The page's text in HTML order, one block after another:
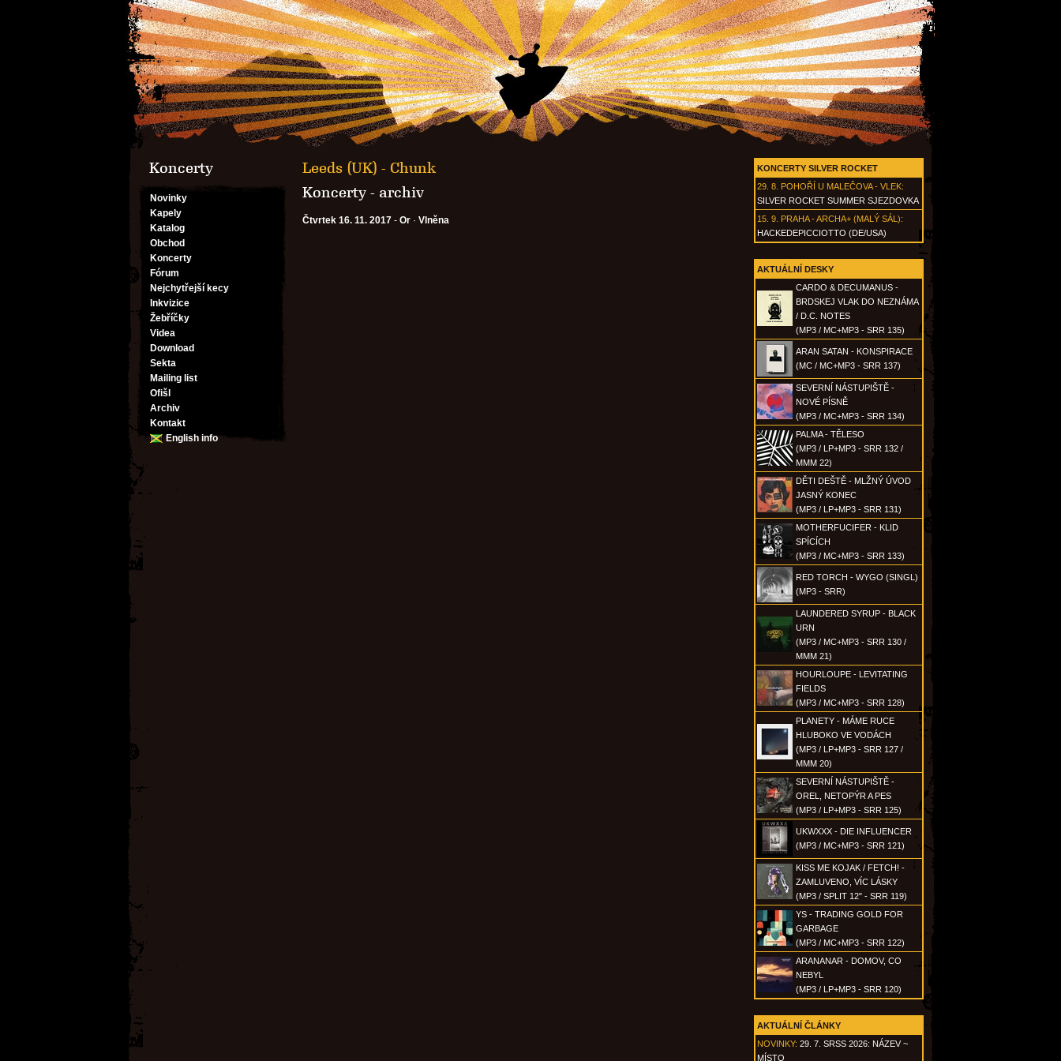
Koncerty
Novinky
Kapely
Katalog
Obchod
Koncerty
Fórum
Nejchytřejší kecy
Inkvizice
Žebříčky
Videa
Download
Sekta
Mailing list
Ofišl
Archiv
Kontakt
English info
KONCERTY SILVER ROCKET
29. 8. POHOŘÍ U MALEČOVA - VLEK:
SILVER ROCKET SUMMER SJEZDOVKA
15. 9. PRAHA - ARCHA+ (MALÝ SÁL):
HACKEDEPICCIOTTO (DE/USA)
AKTUÁLNÍ DESKY
CARDO & DECUMANUS -
BRDSKEJ VLAK DO NEZNÁMA
/ D.C. NOTES
(MP3 / MC+MP3 - SRR 135)
ARAN SATAN - KONSPIRACE
(MC / MC+MP3 - SRR 137)
SEVERNÍ NÁSTUPIŠTĚ -
NOVÉ PÍSNĚ
(MP3 / MC+MP3 - SRR 134)
PALMA - TĚLESO
(MP3 / LP+MP3 - SRR 132 /
MMM 22)
DĚTI DEŠTĚ - MLŽNÝ ÚVOD
JASNÝ KONEC
(MP3 / LP+MP3 - SRR 131)
MOTHERFUCIFER - KLID
SPÍCÍCH
(MP3 / MC+MP3 - SRR 133)
RED TORCH - WYGO (SINGL)
(MP3 - SRR)
LAUNDERED SYRUP - BLACK
URN
(MP3 / MC+MP3 - SRR 130 /
MMM 21)
HOURLOUPE - LEVITATING
FIELDS
(MP3 / MC+MP3 - SRR 128)
PLANETY - MÁME RUCE
HLUBOKO VE VODÁCH
(MP3 / LP+MP3 - SRR 127 /
MMM 20)
SEVERNÍ NÁSTUPIŠTĚ -
OREL, NETOPÝR A PES
(MP3 / LP+MP3 - SRR 125)
UKWXXX - DIE INFLUENCER
(MP3 / MC+MP3 - SRR 121)
KISS ME KOJAK / FETCH! -
ZAMLUVENO, VÍC LÁSKY
(MP3 / SPLIT 12" - SRR 119)
YS - TRADING GOLD FOR
GARBAGE
(MP3 / MC+MP3 - SRR 122)
ARANANAR - DOMOV, CO
NEBYL
(MP3 / LP+MP3 - SRR 120)
AKTUÁLNÍ ČLÁNKY
NOVINKY: 29. 7. SRSS 2026: NÁZEV ~
MÍSTO
Leeds (UK) - Chunk
Koncerty - archiv
Čtvrtek 16. 11. 2017 - Or · Vlněna